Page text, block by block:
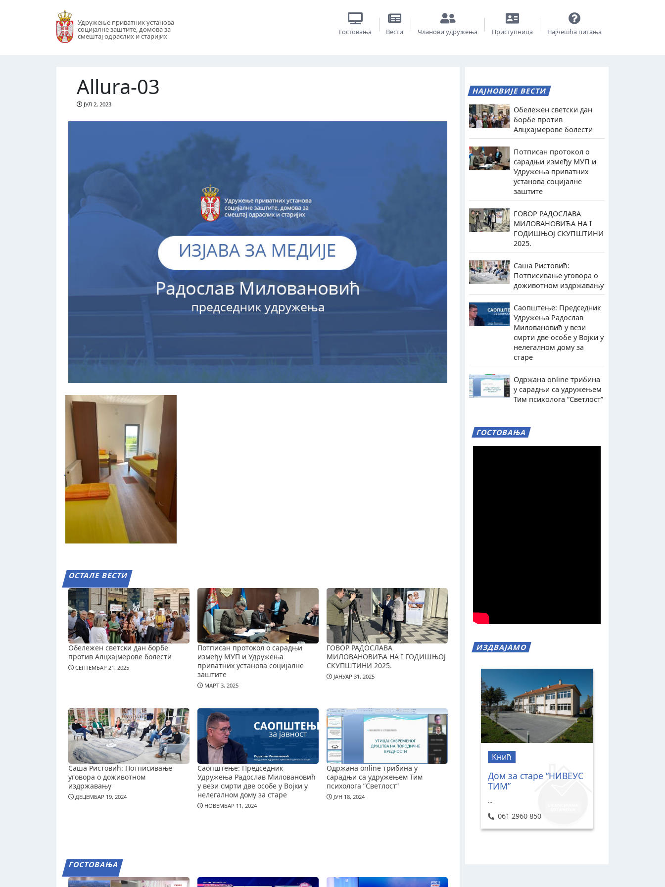
Удружење приватних установа
социјалне заштите, домова за
смештај одраслих и старијих
Гостовања Вести Чланови удружења Приступница Најчешћа питања
Allura-03
ЈУЛ 2, 2023
ОСТАЛЕ ВЕСТИ
Обележен светски дан борбе
против Алцхајмерове болести
СЕПТЕМБАР 21, 2025
Потписан протокол о сарадњи
између МУП и Удружења
приватних установа социјалне
заштите
МАРТ 3, 2025
ГОВОР РАДОСЛАВА
МИЛОВАНОВИЋА НА I ГОДИШЊОЈ
СКУПШТИНИ 2025.
ЈАНУАР 31, 2025
Саша Ристовић: Потписивање
уговора о доживотном
издржавању
ДЕЦЕМБАР 19, 2024
Саопштење: Председник
Удружења Радослав Миловановић
у вези смрти две особе у Војки у
нелегалном дому за старе
НОВЕМБАР 11, 2024
Одржана online трибина у
сарадњи са удружењем Тим
психолога ”Светлост”
ЈУН 18, 2024
ГОСТОВАЊА
НАЈНОВИЈЕ ВЕСТИ
Обележен светски дан
борбе против
Алцхајмерове болести
Потписан протокол о
сарадњи између МУП и
Удружења приватних
установа социјалне
заштите
ГОВОР РАДОСЛАВА
МИЛОВАНОВИЋА НА I
ГОДИШЊОЈ СКУПШТИНИ
2025.
Саша Ристовић:
Потписивање уговора о
доживотном издржавању
Саопштење: Председник
Удружења Радослав
Миловановић у вези
смрти две особе у Војки у
нелегалном дому за
старе
Одржана online трибина
у сарадњи са удружењем
Тим психолога ”Светлост”
ГОСТОВАЊА
ИЗДВАЈАМО
Кнић
Дом за старе “НИВЕУС
ТИМ”
...
061 2960 850